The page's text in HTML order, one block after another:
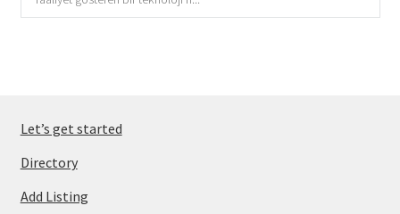
Let’s get started
Directory
Add Listing